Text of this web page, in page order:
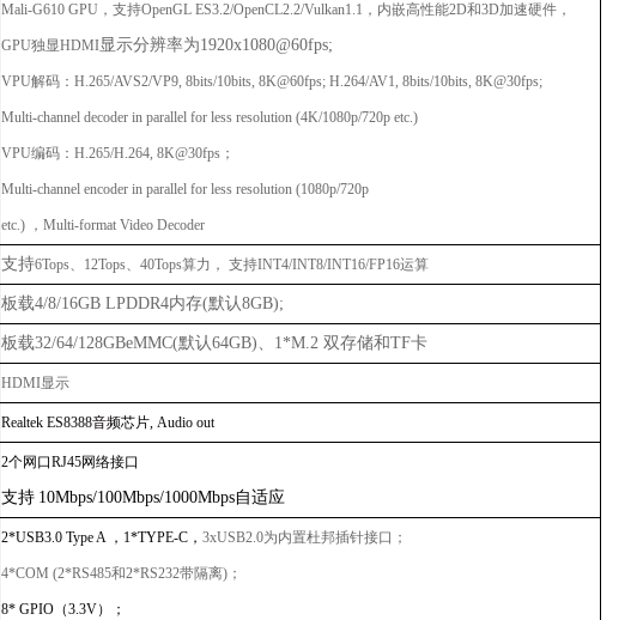
Mali-G610 GPU，支持OpenGL ES3.2/OpenCL2.2/Vulkan1.1，内嵌高性能2D和3D加速硬件，
GPU独显HDMI显示分辨率为1920x1080@60fps;
VPU解码：H.265/AVS2/VP9, 8bits/10bits, 8K@60fps; H.264/AV1, 8bits/10bits, 8K@30fps;
Multi-channel decoder in parallel for less resolution (4K/1080p/720p etc.)
VPU编码：H.265/H.264, 8K@30fps；
Multi-channel encoder in parallel for less resolution (1080p/720p
etc.) ，Multi-format Video Decoder
支持6Tops、12Tops、40Tops算力， 支持INT4/INT8/INT16/FP16运算
板载4/8/16GB LPDDR4内存(默认8GB);
板载32/64/128GBeMMC(默认64GB)、1*M.2 双存储和TF卡
HDMI显示
Realtek ES8388音频芯片, Audio out
2个网口RJ45网络接口
支持 10Mbps/100Mbps/1000Mbps自适应
2*USB3.0 Type A ，1*TYPE-C， 3xUSB2.0为内置杜邦插针接口；
4*COM (2*RS485和2*RS232带隔离)；
8* GPIO（3.3V）；